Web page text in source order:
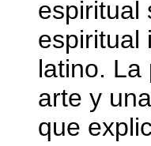
espiritual
espiritual
latino. La
arte y
que